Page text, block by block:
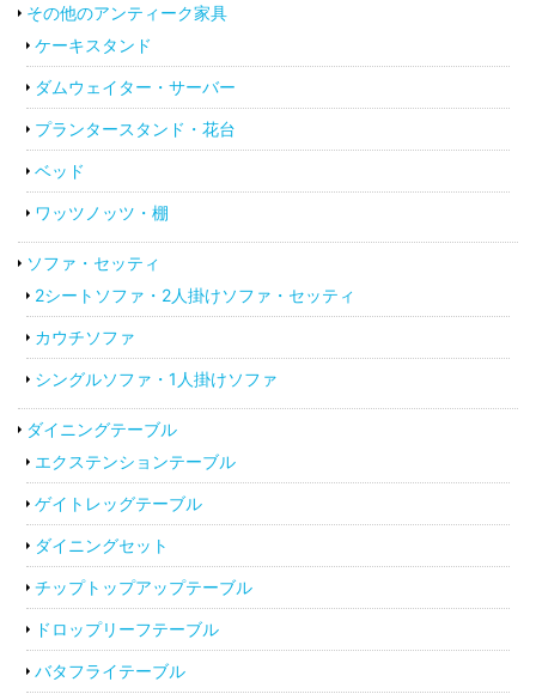
その他のアンティーク家具
ケーキスタンド
ダムウェイター・サーバー
プランタースタンド・花台
ベッド
ワッツノッツ・棚
ソファ・セッティ
2シートソファ・2人掛けソファ・セッティ
カウチソファ
シングルソファ・1人掛けソファ
ダイニングテーブル
エクステンションテーブル
ゲイトレッグテーブル
ダイニングセット
チップトップアップテーブル
ドロップリーフテーブル
バタフライテーブル